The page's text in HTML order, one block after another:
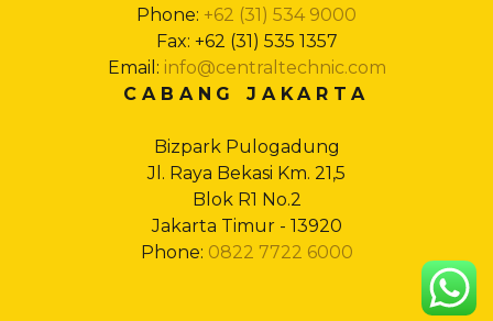
Phone: +62 (31) 534 9000
Fax: +62 (31) 535 1357
Email: info@centraltechnic.com
CABANG JAKARTA
Bizpark Pulogadung
Jl. Raya Bekasi Km. 21,5
Blok R1 No.2
Jakarta Timur - 13920
Phone: 0822 7722 6000